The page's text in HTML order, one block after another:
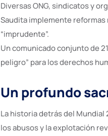
Diversas ONG, sindicatos y
Saudita implemente
“imprudente”.
Un comunicado conjunto de
peligro” para los derechos
Un profundo
La historia detrás del Mundial
los abusos y la explotación